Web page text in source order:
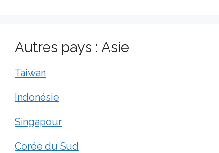
Autres pays : Asie
Taiwan
Indonésie
Singapour
Corée du Sud